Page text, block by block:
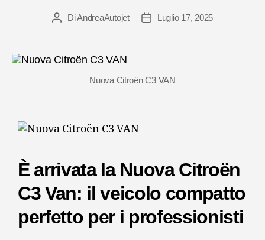
DiAndreaAutojet Luglio 17, 2025
Nuova Citroën C3 VAN
È arrivata la Nuova Citroën
C3 Van: il veicolo compatto
perfetto per i professionisti